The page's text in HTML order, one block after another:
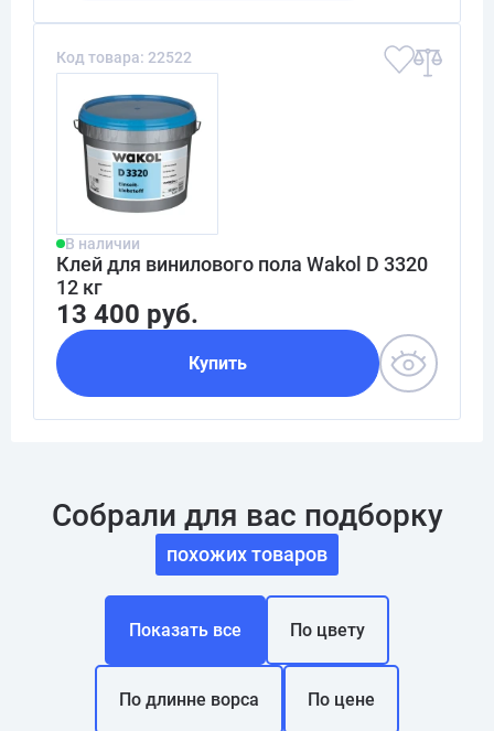
Код товара: 22522
В наличии
Клей для винилового пола Wakol D 3320
12 кг
13 400 руб.
Купить
Собрали для вас подборку
похожих товаров
Показать все По цвету
По длинне ворса По цене